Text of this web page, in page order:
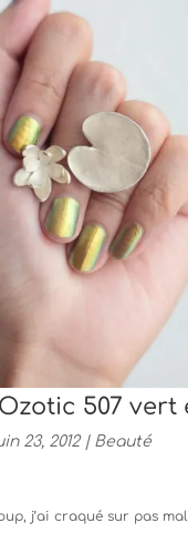
507 vert
23, 2012| Beauté
j’ai craqué sur pas